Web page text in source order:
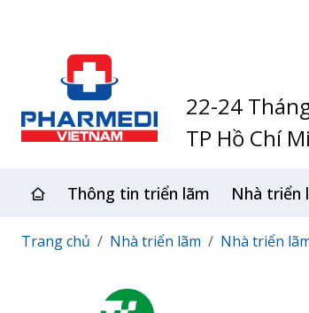
22-24
TP Hồ Chí
Thông tin triển lãm Nhà triển
Trang chủ Nhà triển lãm Nhà triển